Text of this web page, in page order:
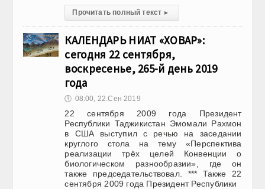
Прочитать полный текст ▸
КАЛЕНДАРЬ НИАТ «ХОВАР»:
сегодня 22 сентября,
воскресенье, 265-й день 2019
года
🕔 08:00, 22.Сен 2019
22 сентября 2009 года Президент
Республики Таджикистан Эмомали Рахмон
в США выступил с речью на заседании
круглого стола на тему «Перспектива
реализации трёх целей Конвенции о
биологическом разнообразии», где он
также председательствовал. *** Также 22
сентября 2009 года Президент Республики